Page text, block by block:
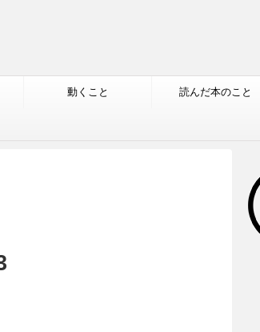
動くこと 読んだ本のこと